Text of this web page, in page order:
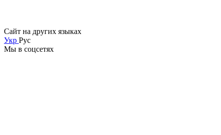
Сайт на других языках
Укр Рус
Мы в соцсетях